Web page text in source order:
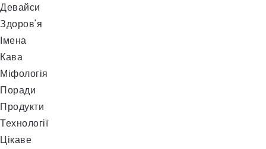
Девайси
Здоров'я
Імена
Кава
Міфологія
Поради
Продукти
Технології
Цікаве